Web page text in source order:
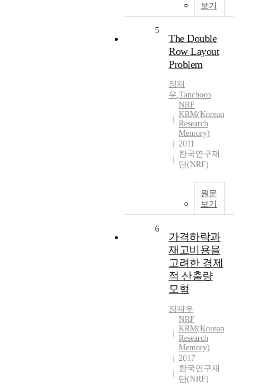
보기
5
The Double
Row Layout
Problem
정재
우,Tanchoco
NRF
KRM(Korean
Research
Memory)
2011
한국연구재
단(NRF)
원문
보기
6
가격하락과
재고비용을
고려한 경제
적 산출량
모형
정재우
NRF
KRM(Korean
Research
Memory)
2017
한국연구재
단(NRF)